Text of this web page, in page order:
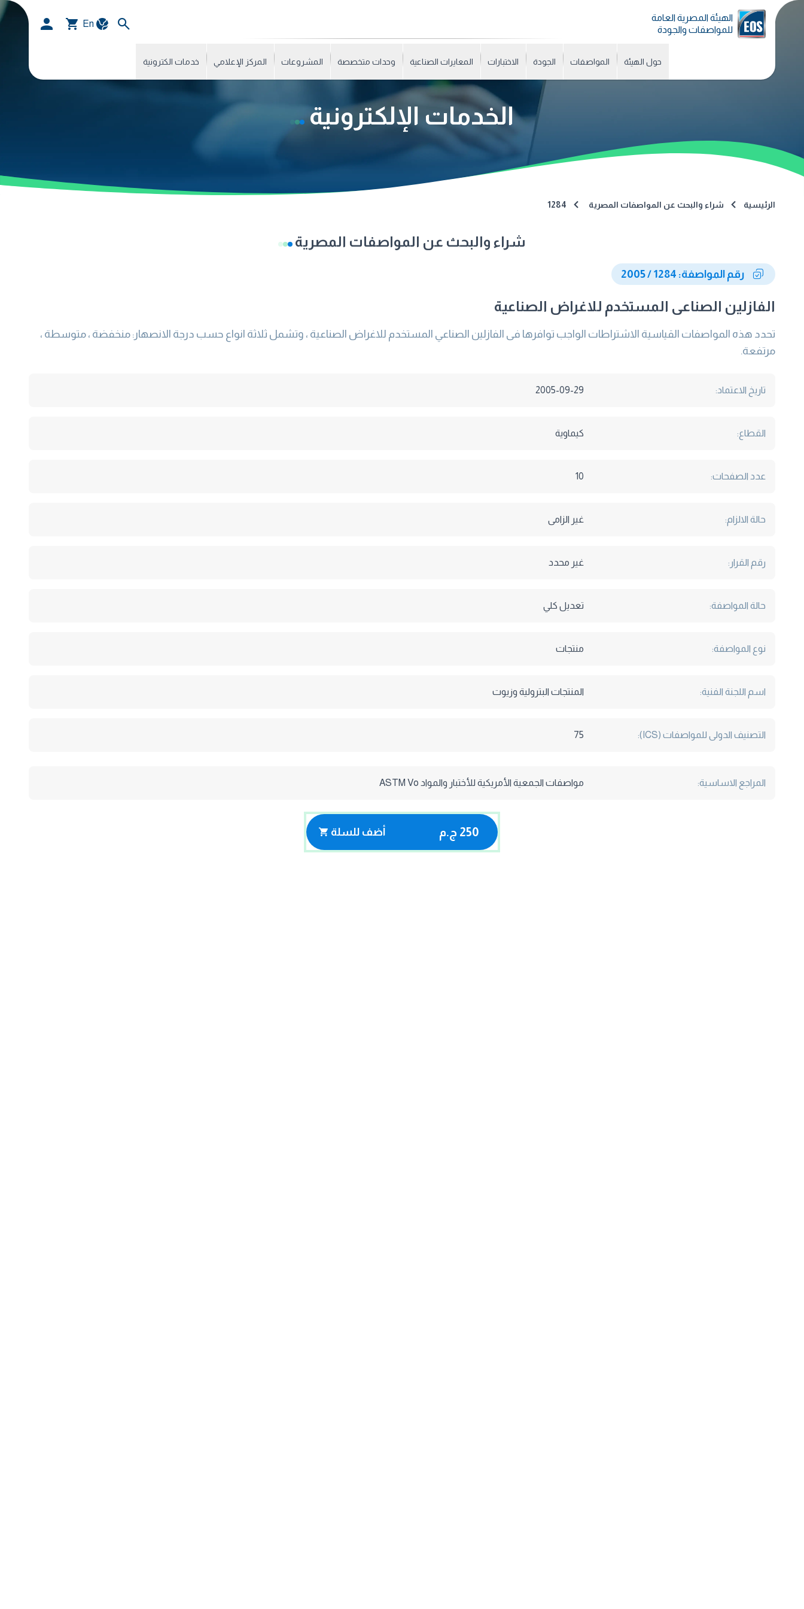
الهيئة المصرية العامة
للمواصفات والجودة
En
حول الهيئة المواصفات الجودة الاختبارات المعايرات الصناعية وحدات متخصصة المشروعات المركز الإعلامي خدمات الكترونية
الخدمات الإلكترونية
الرئيسية شراء والبحث عن المواصفات المصرية 1284
شراء والبحث عن المواصفات المصرية
رقم المواصفة: 1284 / 2005
الفازلين الصناعى المستخدم للاغراض الصناعية
تحدد هذه المواصفات القياسية الاشتراطات الواجب توافرها فى الفازلين الصناعي المستخدم للاغراض الصناعية ، وتشمل ثلاثة انواع حسب درجة الانصهار: منخفضة ، متوسطة ،
مرتفعة.
تاريخ الاعتماد: 2005-09-29
القطاع: كيماوية
عدد الصفحات: 10
حالة الالزام: غير الزامى
رقم القرار: غير محدد
حالة المواصفة: تعديل كلي
نوع المواصفة: منتجات
اسم اللجنة الفنية: المنتجات البترولية وزيوت
التصنيف الدولى للمواصفات (ICS): 75
المراجع الاساسية: مواصفات الجمعية الأمريكية للأختبار والمواد ASTM Vo
250 ج.م أضف للسلة